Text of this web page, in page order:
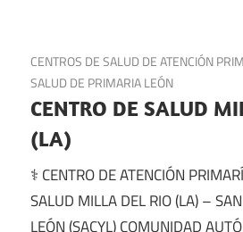
18 de julio de 2025
CENTROS DE SALUD DE ATENCIÓN
SALUD DE PRIMARIA LEÓN
CENTRO DE SALUD
(LA)
⚕️ CENTRO DE ATENCIÓN
SALUD MILLA DEL RIO (LA) –
LEÓN (SACYL) COMUNIDAD